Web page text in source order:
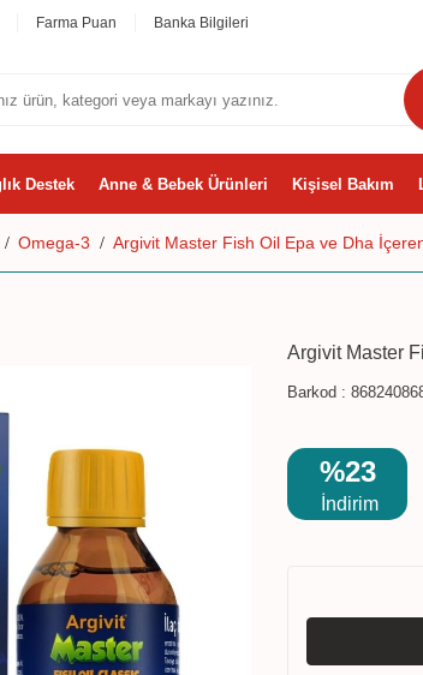
Farma Puan Banka Bilgileri
Destek Anne & Bebek Ürünleri Kişisel Bakım
Omega-3 Argivit Master Fish Oil Epa ve Dha
Argivit Master
Barkod :
%23
İndirim